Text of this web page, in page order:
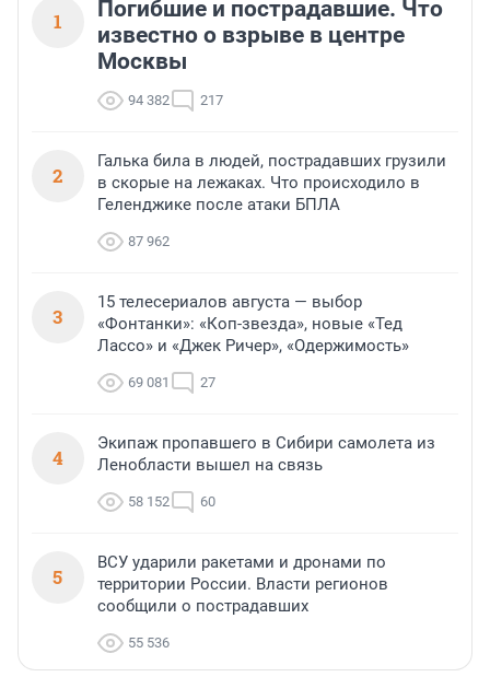
1
Погибшие и пострадавшие. Что
известно о взрыве в центре
Москвы
94 382 217
2
Галька била в людей, пострадавших грузили
в скорые на лежаках. Что происходило в
Геленджике после атаки БПЛА
87 962
3
15 телесериалов августа — выбор
«Фонтанки»: «Коп-звезда», новые «Тед
Лассо» и «Джек Ричер», «Одержимость»
69 081 27
4
Экипаж пропавшего в Сибири самолета из
Ленобласти вышел на связь
58 152 60
5
ВСУ ударили ракетами и дронами по
территории России. Власти регионов
сообщили о пострадавших
55 536